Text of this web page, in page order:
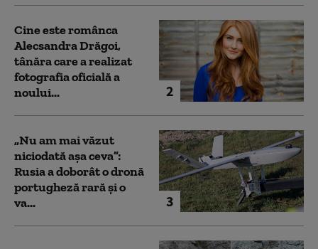
2
Cine este românca
Alecsandra Drăgoi,
tânăra care a realizat
fotografia oficială a
noului...
3
„Nu am mai văzut
niciodată așa ceva”:
Rusia a doborât o dronă
portugheză rară și o
va...